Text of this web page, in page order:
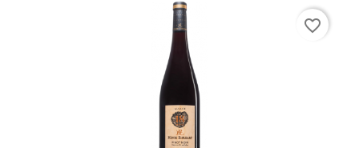
favorite_border